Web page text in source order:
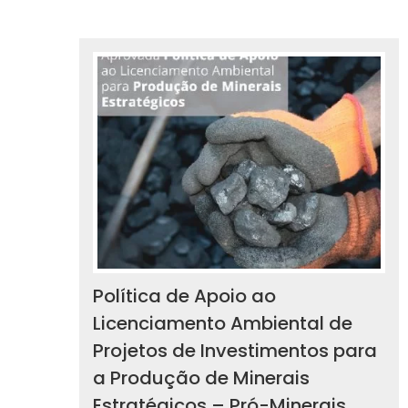
Política de Apoio ao
Licenciamento Ambiental de
Projetos de Investimentos para
a Produção de Minerais